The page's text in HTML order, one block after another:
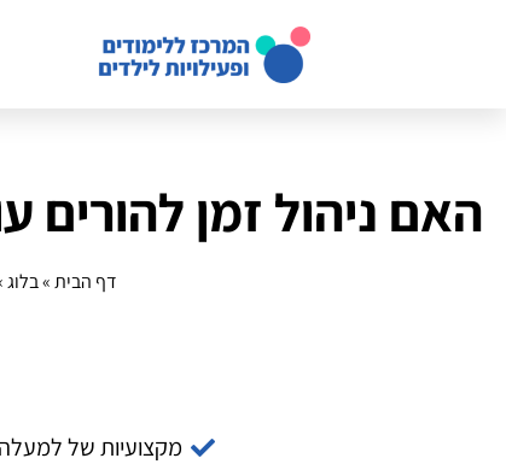
האם ניהול זמן להורים
דף הבית»בלוג
מקצועיות של למעלה מ-